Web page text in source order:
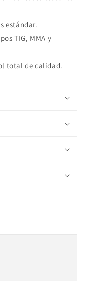
estándar.
TIG, MMA y
total de calidad.